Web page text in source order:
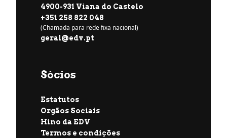
4900-931 Viana do Castelo
+351 258 822 048
(Chamada para rede fixa nacional)
geral@edv.pt
Sócios
Estatutos
Orgãos Sociais
Hino da EDV
Termos e condições